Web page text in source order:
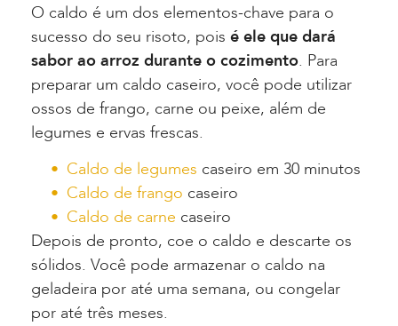
O caldo é um dos elementos-chave para o
sucesso do seu risoto, pois é ele que dará
sabor ao arroz durante o cozimento. Para
preparar um caldo caseiro, você pode utilizar
ossos de frango, carne ou peixe, além de
legumes e ervas frescas.
Caldo de legumes caseiro em 30 minutos
Caldo de frango caseiro
Caldo de carne caseiro
Depois de pronto, coe o caldo e descarte os
sólidos. Você pode armazenar o caldo na
geladeira por até uma semana, ou congelar
por até três meses.